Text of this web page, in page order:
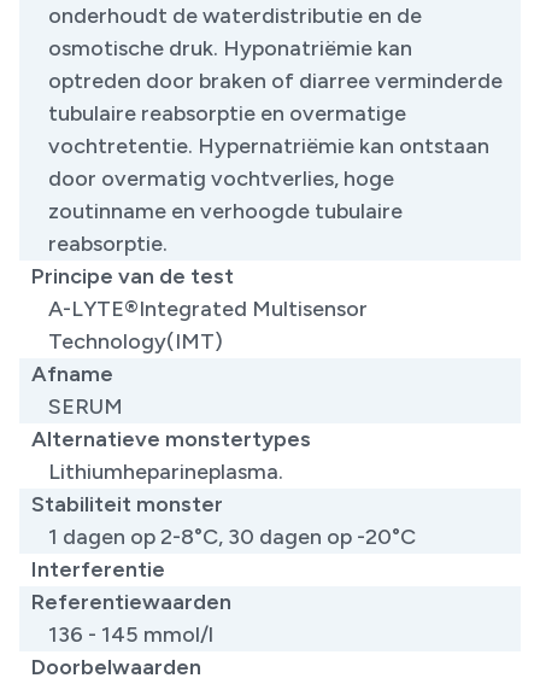
onderhoudt de waterdistributie en de
osmotische druk. Hyponatriëmie kan
optreden door braken of diarree verminderde
tubulaire reabsorptie en overmatige
vochtretentie. Hypernatriëmie kan ontstaan
door overmatig vochtverlies, hoge
zoutinname en verhoogde tubulaire
reabsorptie.
Principe van de test
A-LYTE®Integrated Multisensor
Technology(IMT)
Afname
SERUM
Alternatieve monstertypes
Lithiumheparineplasma.
Stabiliteit monster
1 dagen op 2-8°C, 30 dagen op -20°C
Interferentie
Referentiewaarden
136 - 145 mmol/l
Doorbelwaarden